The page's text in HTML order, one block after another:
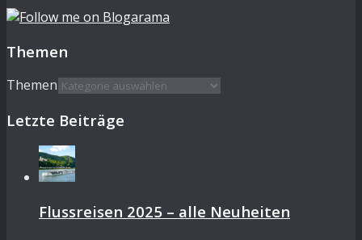
Themen
Themen
Letzte Beiträge
Flussreisen 2025 – alle Neuheiten